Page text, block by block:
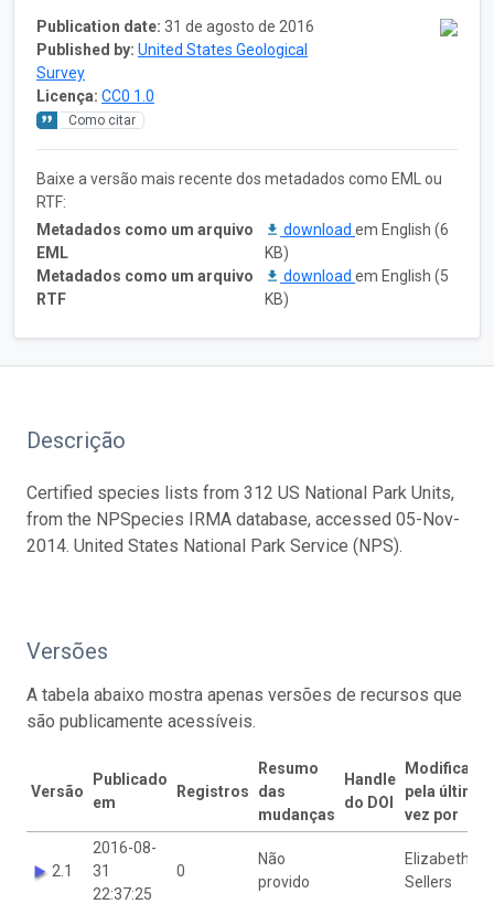
Publication date: 31 de agosto de 2016
Published by: United States Geological
Survey
Licença: CC0 1.0
Como citar
Baixe a versão mais recente dos metadados como EML ou
RTF:
Metadados como um arquivo
EML
download em English (6
KB)
Metadados como um arquivo
RTF
download em English (5
KB)
Descrição
Certified species lists from 312 US National Park Units,
from the NPSpecies IRMA database, accessed 05-Nov-
2014. United States National Park Service (NPS).
Versões
A tabela abaixo mostra apenas versões de recursos que
são publicamente acessíveis.
Versão
Publicado
em
Registros
Resumo
das
mudanças
Handle
do DOI
Modificado
pela última
vez por
2.1
2016-08-
31
22:37:25
0
Não
provido
Elizabeth
Sellers